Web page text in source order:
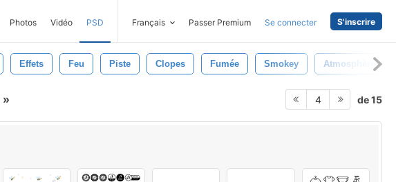
Photos Vidéo PSD Français Passer Premium Se connecter S'inscrire
Effets Feu Piste Clopes Fumée Smokey Atmosphère
4 de 15